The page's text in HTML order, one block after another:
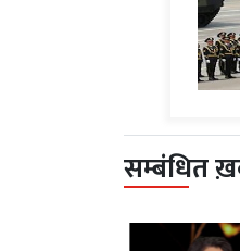
सम्बंधित